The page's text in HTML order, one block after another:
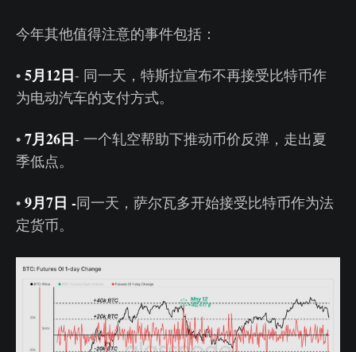
今年其他值得注意的事件包括：
• 5月12日- 同一天，特斯拉宣布不再接受比特币作
为电动汽车的支付方式。
• 7月26日- 一个轧空帮助下推动币价反弹，走出夏
季低点。
• 9月7日 -同一天，萨尔瓦多开始接受比特币作为法
定货币。